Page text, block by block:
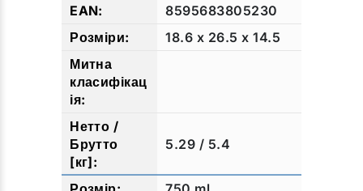
8595683805230
18.6 x 26.5 x 14.5
5.29 / 5.4